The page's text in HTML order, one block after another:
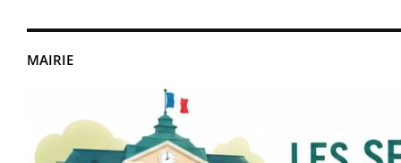
MAIRIE